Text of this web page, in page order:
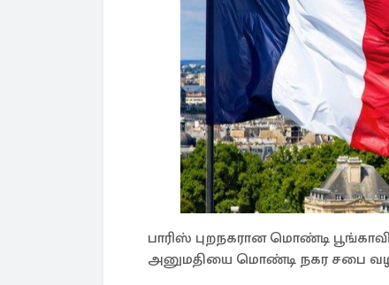
பாரிஸ் புறநகரான மொண்டி
அனுமதியை மொண்டி நகர சபை